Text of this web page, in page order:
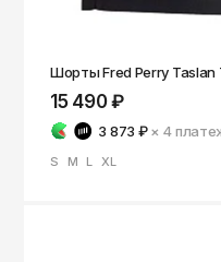
Шорты Fred Perry Taslan
15 490 ₽
3 873 ₽ × 4
S M L XL